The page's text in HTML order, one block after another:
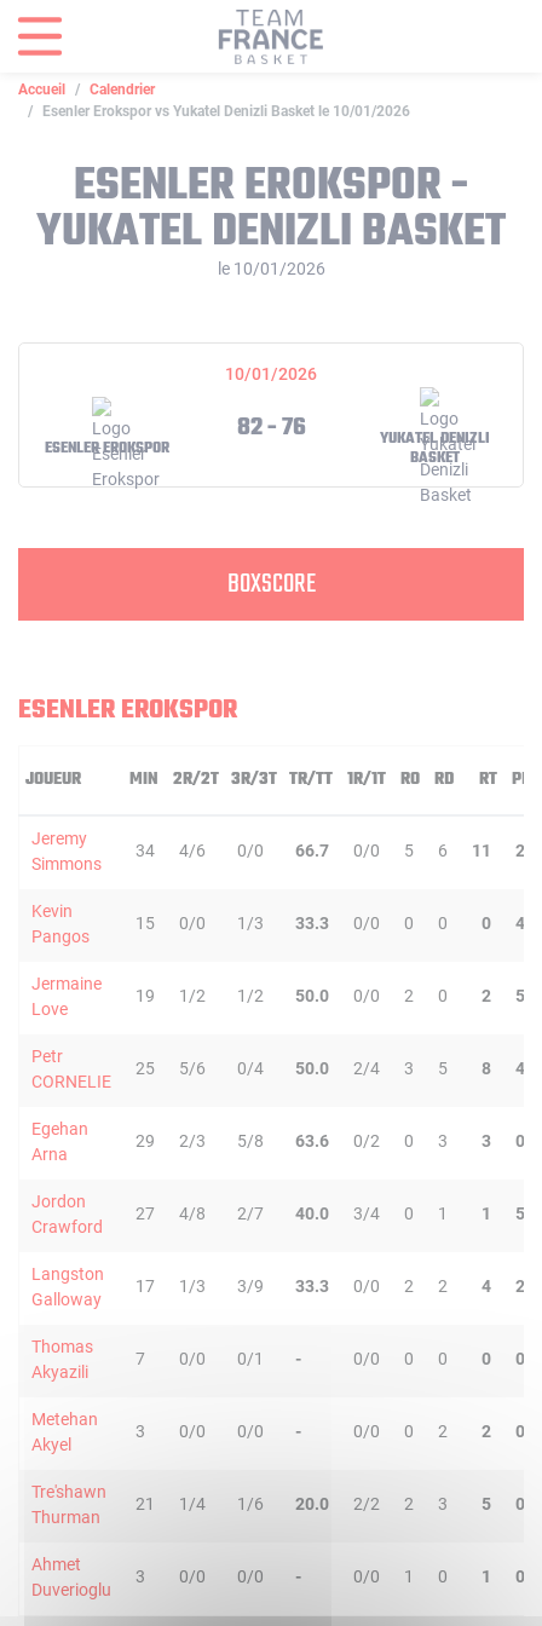
Accueil
Calendrier
Esenler Erokspor vs Yukatel Denizli Basket le 10/01/2026
ESENLER EROKSPOR -
YUKATEL DENIZLI BASKET
le 10/01/2026
10/01/2026
ESENLER EROKSPOR
82 - 76
YUKATEL DENIZLI
BASKET
BOXSCORE
ESENLER EROKSPOR
JOUEUR MIN 2R/2T 3R/3T TR/TT 1R/1T RO RD RT PD
Jeremy
Simmons
34 4/6 0/0 66.7 0/0 5 6 11 2
Kevin
Pangos
15 0/0 1/3 33.3 0/0 0 0 0 4
Jermaine
Love
19 1/2 1/2 50.0 0/0 2 0 2 5
Petr
CORNELIE
25 5/6 0/4 50.0 2/4 3 5 8 4
Egehan
Arna
29 2/3 5/8 63.6 0/2 0 3 3 0
Jordon
Crawford
27 4/8 2/7 40.0 3/4 0 1 1 5
Langston
Galloway
17 1/3 3/9 33.3 0/0 2 2 4 2
Thomas
Akyazili
7 0/0 0/1 - 0/0 0 0 0 0
Metehan
Akyel
3 0/0 0/0 - 0/0 0 2 2 0
Tre'shawn
Thurman
21 1/4 1/6 20.0 2/2 2 3 5 0
Ahmet
Duverioglu
3 0/0 0/0 - 0/0 1 0 1 0
Panneau de gestion des cookies